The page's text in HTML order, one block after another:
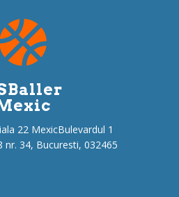
22 MexicBulevardul 1
nr. 34, Bucuresti, 032465